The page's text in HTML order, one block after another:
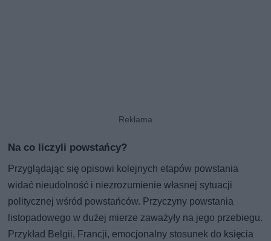
Na co liczyli powstańcy?
Przyglądając się opisowi kolejnych etapów powstania
widać nieudolność i niezrozumienie własnej sytuacji
politycznej wśród powstańców. Przyczyny powstania
listopadowego w dużej mierze zaważyły na jego przebiegu.
Przykład Belgii, Francji, emocjonalny stosunek do księcia